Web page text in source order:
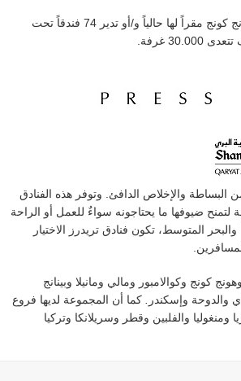
تمتلك مجموعة فنادق ومنتجعات شانغريلا التي تتخذ من هونج كونج مقراً لها حالياً و/أو تدير 74 فندقاً تحت
غرفة.
البساطة والإخلاص الدافئ. وتوفر هذه الفنادق
لتمنح ضيوفها ما يحتاجونه سواءٌ للعمل أو الراحة
المتوسط، تكون فنادق تريدرز الاختيار
كونج وكوالامبور ومالي ومانيلا وبينانج
والدوحة وإسكندر
كما أن المجموعة لديها فروع
والفلبين وقطر وسريلانكا وتركيا